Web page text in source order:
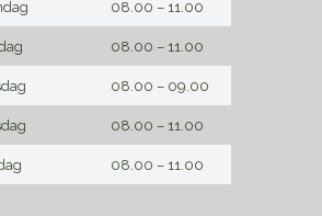
08.00 – 11.00
08.00 – 11.00
08.00 – 09.00
08.00 – 11.00
08.00 – 11.00